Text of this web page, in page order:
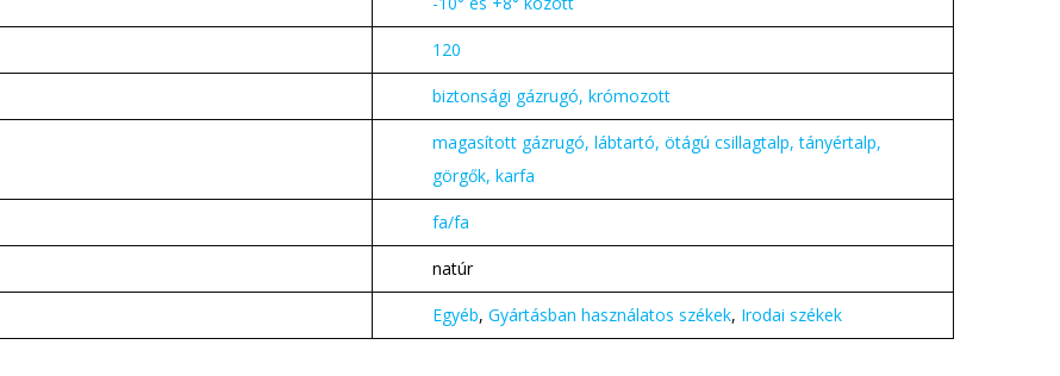
120
biztonsági gázrugó, krómozott
magasított gázrugó, lábtartó, ötágú csillagtalp, tányértalp,
görgők, karfa
fa/fa
natúr
Egyéb, Gyártásban használatos székek, Irodai székek